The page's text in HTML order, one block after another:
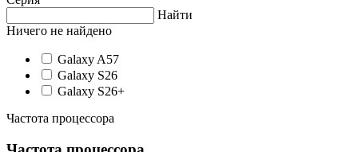
Найти
Ничего не найдено
Galaxy A57
Galaxy S26
Galaxy S26+
Частота процессора